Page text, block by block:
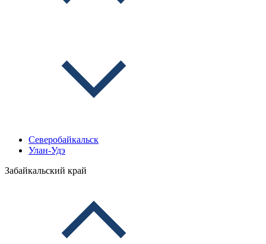
Северобайкальск
Улан-Удэ
Забайкальский край